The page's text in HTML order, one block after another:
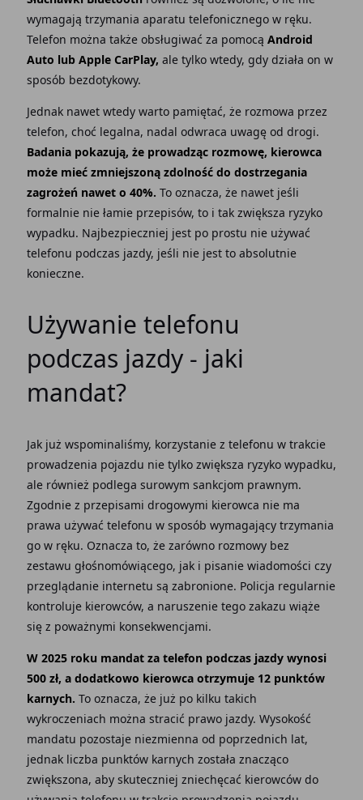
wymagają trzymania aparatu telefonicznego w ręku.
Telefon można także obsługiwać za pomocą Android
Auto lub Apple CarPlay, ale tylko wtedy, gdy działa on w
sposób bezdotykowy.
Jednak nawet wtedy warto pamiętać, że rozmowa przez
telefon, choć legalna, nadal odwraca uwagę od drogi.
Badania pokazują, że prowadząc rozmowę, kierowca
może mieć zmniejszoną zdolność do dostrzegania
zagrożeń nawet o 40%. To oznacza, że nawet jeśli
formalnie nie łamie przepisów, to i tak zwiększa ryzyko
wypadku. Najbezpieczniej jest po prostu nie używać
telefonu podczas jazdy, jeśli nie jest to absolutnie
konieczne.
Używanie telefonu
podczas jazdy - jaki
mandat?
Jak już wspominaliśmy, korzystanie z telefonu w trakcie
prowadzenia pojazdu nie tylko zwiększa ryzyko wypadku,
ale również podlega surowym sankcjom prawnym.
Zgodnie z przepisami drogowymi kierowca nie ma
prawa używać telefonu w sposób wymagający trzymania
go w ręku. Oznacza to, że zarówno rozmowy bez
zestawu głośnomówiącego, jak i pisanie wiadomości czy
przeglądanie internetu są zabronione. Policja regularnie
kontroluje kierowców, a naruszenie tego zakazu wiąże
się z poważnymi konsekwencjami.
W 2025 roku mandat za telefon podczas jazdy wynosi
500 zł, a dodatkowo kierowca otrzymuje 12 punktów
karnych. To oznacza, że już po kilku takich
wykroczeniach można stracić prawo jazdy. Wysokość
mandatu pozostaje niezmienna od poprzednich lat,
jednak liczba punktów karnych została znacząco
zwiększona, aby skuteczniej zniechęcać kierowców do